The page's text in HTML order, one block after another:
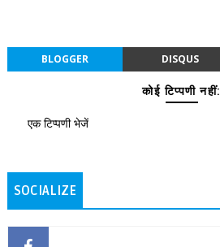
BLOGGER DISQUS
कोई टिप्पणी नहीं:
एक टिप्पणी भेजें
SOCIALIZE